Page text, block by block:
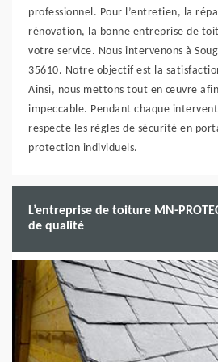
professionnel. Pour l’entretien, la
rénovation, la bonne entreprise de
votre service. Nous intervenons à
35610. Notre objectif est la
Ainsi, nous mettons tout en œuvre
impeccable. Pendant chaque
respecte les règles de sécurité en
protection individuels.
L’entreprise de toiture MN-
de qualité